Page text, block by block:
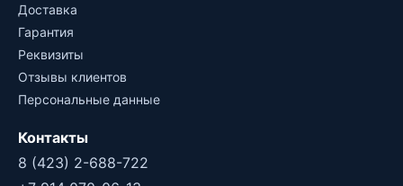
Доставка
Гарантия
Реквизиты
Отзывы клиентов
Персональные данные
Контакты
8 (423) 2-688-722